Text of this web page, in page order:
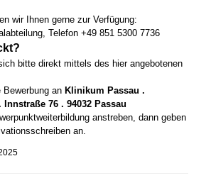
wir Ihnen gerne zur Verfügung:
Telefon +49 851 5300 7736
bitte direkt mittels des hier angebotenen
an Klinikum Passau .
76 . 94032 Passau
anstreben, dann geben
an.